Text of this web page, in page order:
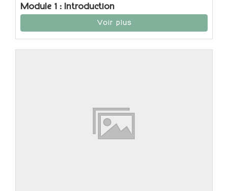
Module 1 : Introduction
Voir plus